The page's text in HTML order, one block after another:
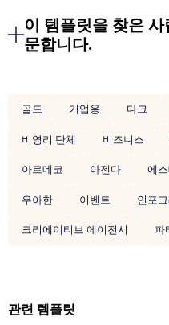
이 템플릿을 찾은
문합니다.
골드 기업용 다크
비영리 단체
비즈니스
아르데코
아젠다 에
우아한
이벤트 인포
크리에이티브 에이전시
파
관련 템플릿